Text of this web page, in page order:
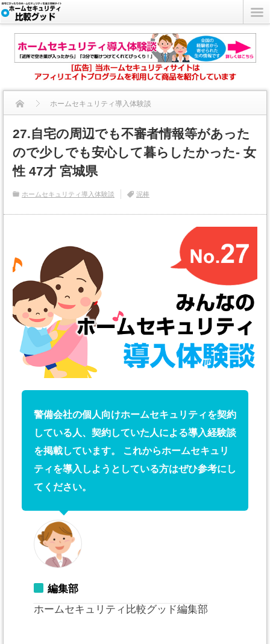
ホームセキュリティ導入体験談
27.自宅の周辺でも不審者情報等があったので少しでも安心して...
27.自宅の周辺でも不審者情報等があった
ので少しでも安心して暮らしたかった- 女
性 47才 宮城県
ホームセキュリティ導入体験談 泥棒
警備会社の個人向けホームセキュリティを契約
している人、契約していた人による導入経験談
を掲載しています。 これからホームセキュリ
ティを導入しようとしている方はぜひ参考にし
てください。
編集部
ホームセキュリティ比較グッド編集部